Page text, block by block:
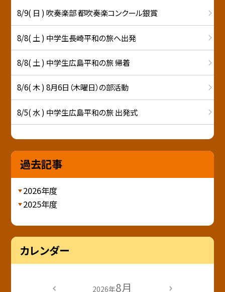
8/9( 日 ) 吹奏楽部 都吹奏楽コンクール銀賞
8/8( 土 ) 中学生長崎平和の旅へ出発
8/8( 土 ) 中学生広島平和の旅 帰着
8/6( 木 ) 8月6日（木曜日）の部活動
8/5( 水 ) 中学生広島平和の旅 出発式
過去記事
2026年度
2025年度
カレンダー
2026年8月